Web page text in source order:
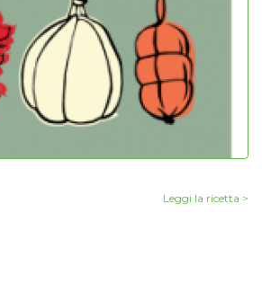
Leggi la ricetta >